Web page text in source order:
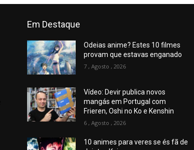
Em Destaque
Odeias anime? Estes 10 filmes
provam que estavas enganado
7 , Agosto , 2026
Vídeo: Devir publica novos
mangás em Portugal com
Frieren, Oshi no Ko e Kenshin
6 , Agosto , 2026
10 animes para veres se és fã de